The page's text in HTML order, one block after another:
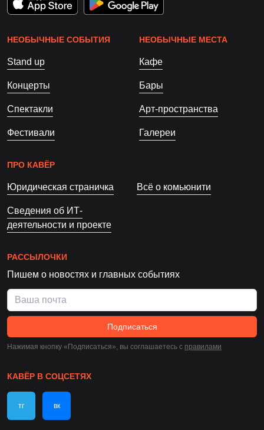
НЕОБЫЧНЫЕ СОБЫТИЯ
Stand up
Концерты
Спектакли
Фестивали
НЕОБЫЧНЫЕ МЕСТА
Кафе
Бары
Арт-пространства
Галереи
ПРО КАВЁР
Юридическая страничка Всё о комьюнити
Сведения об ИТ-
деятельности и проекте
РАССЫЛОЧКИ
Пишем о новостях и главных событиях
Подписаться
Нажимая кнопку «Подписаться», вы соглашаетесь c правилами
КАВЁР В СОЦСЕТЯХ
тг вк